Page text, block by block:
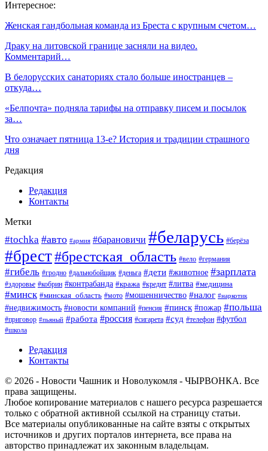
Интересное:
Женская гандбольная команда из Бреста с крупным счетом…
Драку на литовской границе засняли на видео.
Комментарий…
В белорусских санаториях стало больше иностранцев –
откуда…
«Белпочта» подняла тарифы на отправку писем и посылок
за…
Что означает пятница 13-е? История и традиции страшного
дня
Редакция
Редакция
Контакты
Метки
#tochka #авто #армия #барановичи #беларусь #берёза
#брест#брестская_область #вело #германия
#гибель #гродно #дальнобойщик #деньга #дети #животное #зарплата
#здоровье #кобрин #контрабанда #кража #кредит #литва #медицина
#минск #минская_область #мото #мошенничество #налог #наркотик
#недвижимость #новости компаний #пенсия #пинск #пожар #польша
#приговор #пьяный #работа #россия #сигарета #суд #телефон #футбол
#школа
Редакция
Контакты
© 2026 - Новости Чашник и Новолукомля - ЧЫРВОНКА. Все
права защищены.
Любое копирование материалов с нашего ресурса разрешается
только с обратной активной ссылкой на страницу статьи.
Все материалы опубликованные на сайте взяты с открытых
источников и других порталов интернета, все права на
авторство принадлежат их законным владельцам.